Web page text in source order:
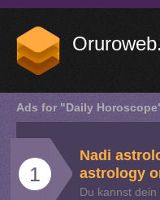
Ads for "Daily
1
Nadi
astrology
Du kannst